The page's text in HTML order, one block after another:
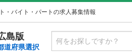
・バイト・パートの求人募集情報
島版
道府県選択